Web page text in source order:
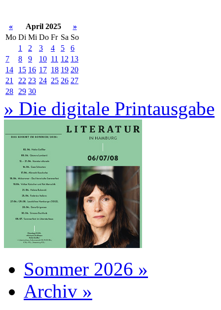
« April 2025
»
Mo Di Mi Do Fr Sa So
1
2 3 4 5
6
7
8 9 10 11 12 13
14
15 16 17 18 19 20
21
22 23 24 25 26 27
28
29 30
» Die digitale Printausgabe
Sommer 2026 »
Archiv »